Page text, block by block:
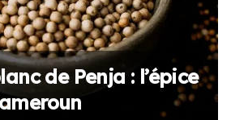
de Penja : l’épice